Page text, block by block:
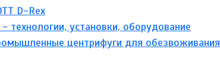
D-Rex
технологии, установки, оборудование
центрифуги для обезвоживания